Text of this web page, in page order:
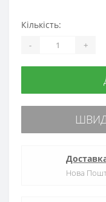
Кількість:
- +
Нова